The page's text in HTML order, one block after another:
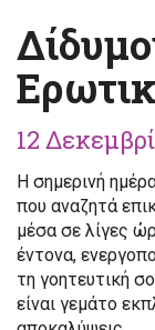
12
Η σημερινή
που αναζητά
μέσα σε λίγες
έντονα,
τη γοητευτική
είναι γεμάτο